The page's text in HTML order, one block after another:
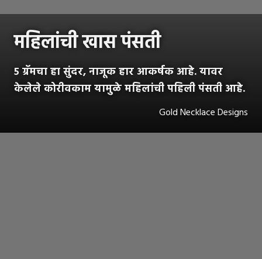
महिलांची खास पंसती
५ ग्रॅमचा हा सुंदर, नाजूक हार आकर्षक आहे. यावर
केलेले कोरीवकाम यामुळे महिलांची पहिली पंसती आहे.
Gold Necklace Designs